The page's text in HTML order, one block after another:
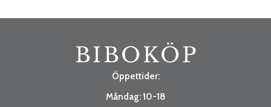
Öppettider:
Måndag: 10-18